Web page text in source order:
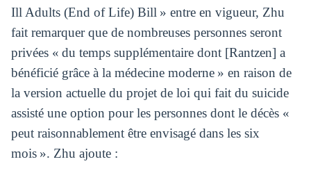
Ill Adults (End of Life) Bill » entre en vigueur, Zhu
fait remarquer que de nombreuses personnes seront
privées « du temps supplémentaire dont [Rantzen] a
bénéficié grâce à la médecine moderne » en raison de
la version actuelle du projet de loi qui fait du suicide
assisté une option pour les personnes dont le décès «
peut raisonnablement être envisagé dans les six
mois ». Zhu ajoute :